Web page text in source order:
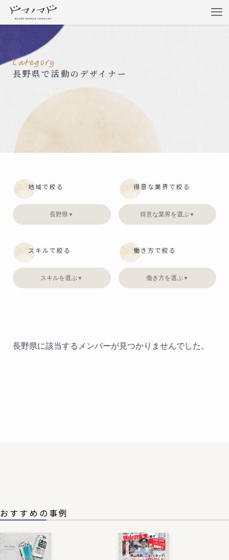
長野県で活動のデザイナー
地域で絞る
長野県 ▼
得意な業界で絞る
得意な業界を選ぶ ▼
スキルで絞る
スキルを選ぶ ▼
働き方で絞る
働き方を選ぶ ▼
長野県に該当するメンバーが見つかりませんでした。
おすすめの事例